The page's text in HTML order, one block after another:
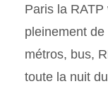
Paris la
pleinement
métros, bus,
toute la nuit